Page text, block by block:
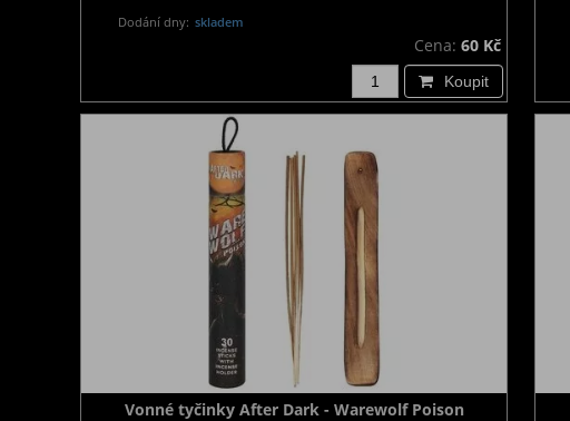
Dodání dny: skladem
Cena: 60 Kč
Koupit
Vonné tyčinky After Dark - Warewolf Poison